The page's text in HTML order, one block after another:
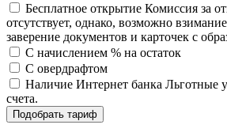
Бесплатное открытие Комиссия за
отсутствует, однако, возможно
заверение документов и карточек с
С начислением % на остаток
С овердрафтом
Наличие Интернет банка Льготные
счета.
Подобрать тариф